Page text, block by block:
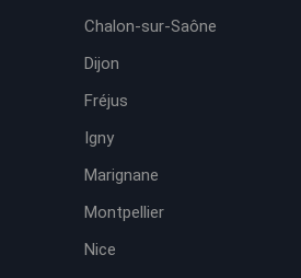
Chalon-sur-Saône
Dijon
Fréjus
Igny
Marignane
Montpellier
Nice